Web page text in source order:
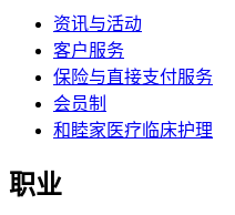
资讯与活动
客户服务
保险与直接支付服务
会员制
和睦家医疗临床护理
职业